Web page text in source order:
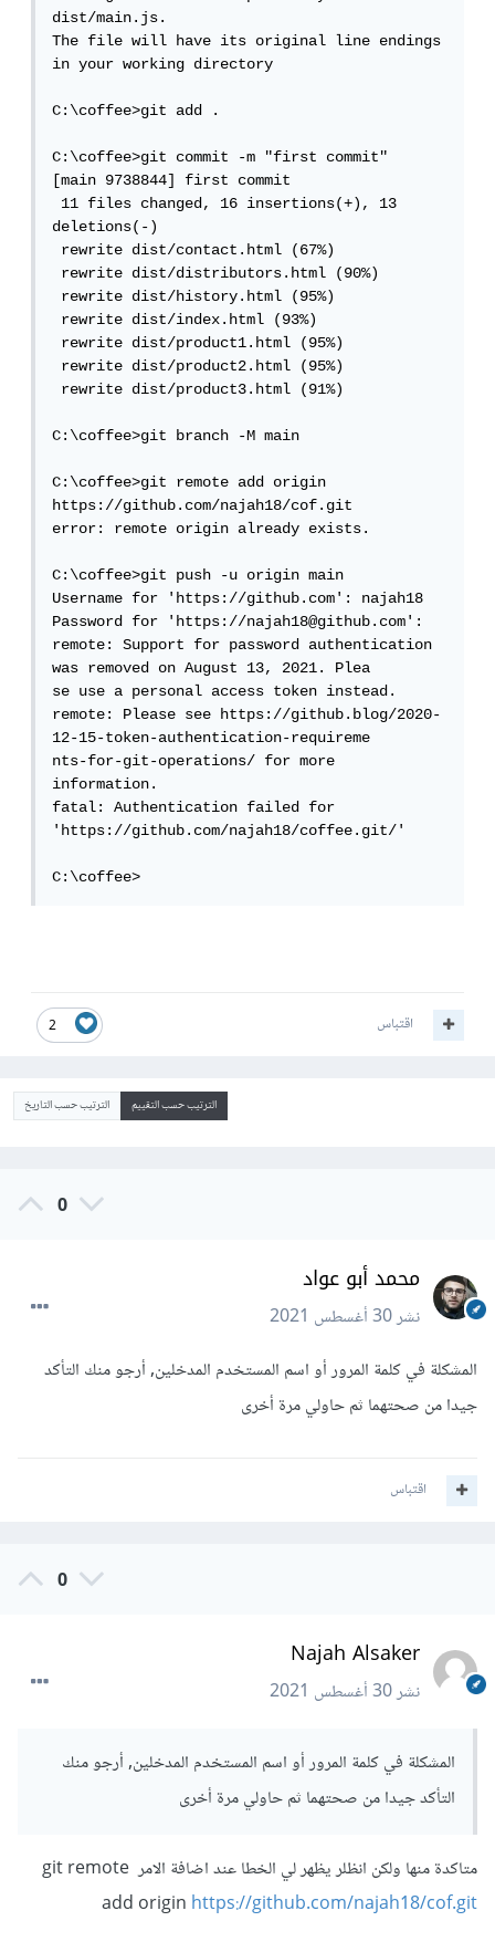
dist/main.js.
The file will have its original line endings
in your working directory
C:\coffee>git add .
C:\coffee>git commit -m "first commit"
[main 9738844] first commit
11 files changed, 16 insertions(+), 13
deletions(-)
rewrite dist/contact.html (67%)
rewrite dist/distributors.html (90%)
rewrite dist/history.html (95%)
rewrite dist/index.html (93%)
rewrite dist/product1.html (95%)
rewrite dist/product2.html (95%)
rewrite dist/product3.html (91%)
C:\coffee>git branch -M main
C:\coffee>git remote add origin
https://github.com/najah18/cof.git
error: remote origin already exists.
C:\coffee>git push -u origin main
Username for 'https://github.com': najah18
Password for 'https://najah18@github.com':
remote: Support for password authentication
was removed on August 13, 2021. Plea
se use a personal access token instead.
remote: Please see https://github.blog/2020-
12-15-token-authentication-requireme
nts-for-git-operations/ for more
information.
fatal: Authentication failed for
'https://github.com/najah18/coffee.git/'
C:\coffee>
2 اقتباس
الترتيب حسب التقييم الترتيب حسب التاريخ
0
محمد أبو عواد
نشر30 أغسطس 2021
المشكلة في كلمة المرور أو اسم المستخدم المدخلين, أرجو منك التأكد
جيدا من صحتهما ثم حاولي مرة أخرى
اقتباس
0
Najah Alsaker
نشر30 أغسطس 2021
المشكلة في كلمة المرور أو اسم المستخدم المدخلين, أرجو منك
التأكد جيدا من صحتهما ثم حاولي مرة أخرى
متاكدة منها ولكن انظلر يظهر لي الخطا عند اضافة الامر git remote
add originhttps://github.com/najah18/cof.git